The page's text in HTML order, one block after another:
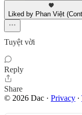
Liked by Phan Việt
Tuyệt vời
Reply
Share
© 2026 Dac · Privacy ∙